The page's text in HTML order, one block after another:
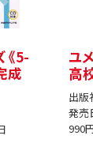
《5-
成
ユ
高
出版
発売
990